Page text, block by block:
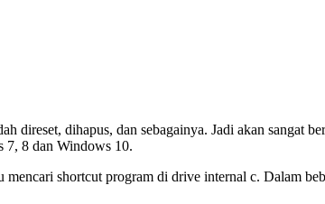
direset, dihapus, dan sebagainya. Jadi akan sangat
7, 8 dan Windows 10.
shortcut program di drive internal c. Dalam